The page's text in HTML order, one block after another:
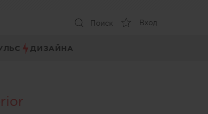
Поиск Вход
ДИЗАЙНА